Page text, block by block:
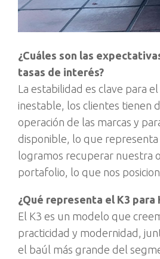
¿Cuáles son las
tasas de interés?
La estabilidad es clave para
inestable, los clientes tienen
operación de las marcas y
disponible, lo que
logramos recuperar nuestra
portafolio, lo que nos
¿Qué representa el K3
El K3 es un modelo que
practicidad y modernidad,
el baúl más grande del